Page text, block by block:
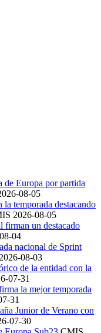
de Europa por partida
08-05
temporada destacando
2026-08-05
firman un destacado
04
nacional de Sprint
2026-08-03
de la entidad con la
07-31
la mejor temporada
31
Junior de Verano con
07-30